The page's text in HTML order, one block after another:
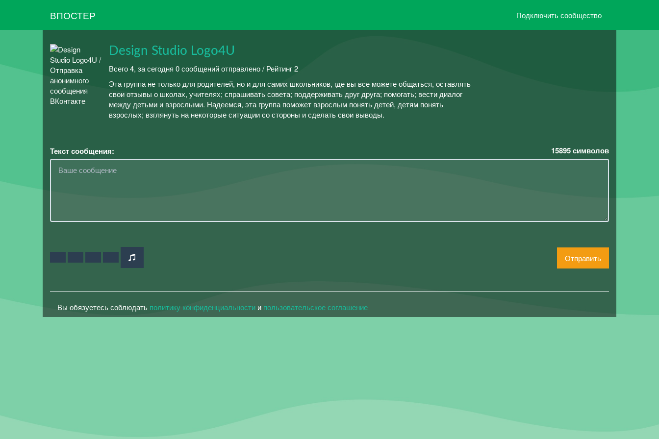
ВПОСТЕР Подключить сообщество
Design Studio Logo4U
Всего 4, за сегодня 0 сообщений отправлено / Рейтинг 2
Эта группа не только для родителей, но и для самих школьников, где вы все можете общаться, оставлять
свои отзывы о школах, учителях; спрашивать совета; поддерживать друг друга; помогать; вести диалог
между детьми и взрослыми. Надеемся, эта группа поможет взрослым понять детей, детям понять
взрослых; взглянуть на некоторые ситуации со стороны и сделать свои выводы.
Текст сообщения: 15895символов
Отправить
Вы обязуетесь соблюдать политику конфиденциальности и пользовательское соглашение